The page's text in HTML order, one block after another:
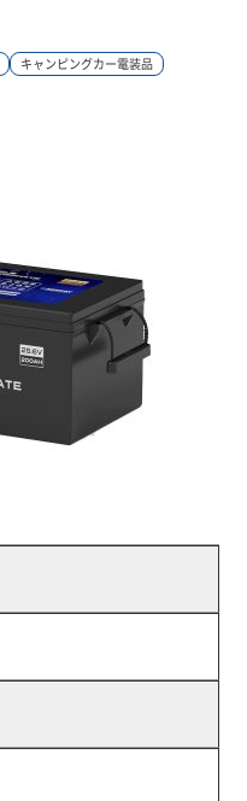
キャンピングカー電装品